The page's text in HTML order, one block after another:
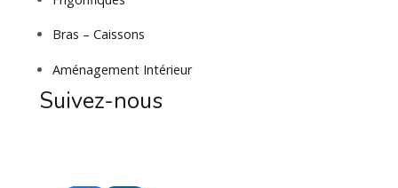
Bras – Caissons
Aménagement Intérieur
Suivez-nous